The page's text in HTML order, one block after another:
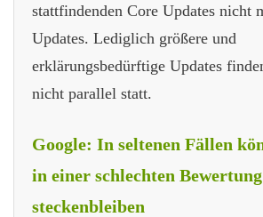
stattfindenden Core Updates nicht
Updates. Lediglich größere und
erklärungsbedürftige Updates
nicht parallel statt.
Google: In seltenen Fällen
in einer schlechten Bewertung
steckenbleiben